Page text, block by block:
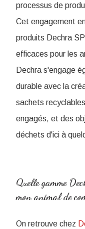
processus de
Cet engagement
produits Dechra
efficaces pour les
Dechra s'engage
durable avec la
sachets
engagés, et des
déchets d'ici à
Quelle gamme
mon animal de
On retrouve chez